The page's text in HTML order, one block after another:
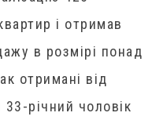
і отримав
в розмірі понад
отримані від
33-річний чоловік